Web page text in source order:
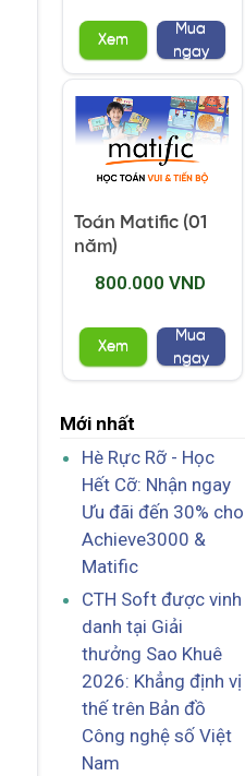
Xem
Mua
ngay
Toán Matific (01
năm)
800.000 VND
Xem
Mua
ngay
Mới nhất
Hè Rực Rỡ - Học
Hết Cỡ: Nhận ngay
Ưu đãi đến 30% cho
Achieve3000 &
Matific
CTH Soft được vinh
danh tại Giải
thưởng Sao Khuê
2026: Khẳng định vị
thế trên Bản đồ
Công nghệ số Việt
Nam